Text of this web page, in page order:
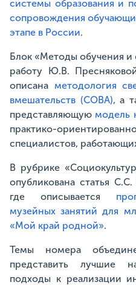
системы образования и
сопровождения
этапе в России.
Блок «Методы обучения
работу Ю.В.
описана методология
вмешательств (СОВА), а
представляющую модель
практико-
специалистов,
В рубрике
опубликована статья
где описывается
музейных занятий для
«Мой край родной».
Темы номера
представить лучшие
подходы к реализации